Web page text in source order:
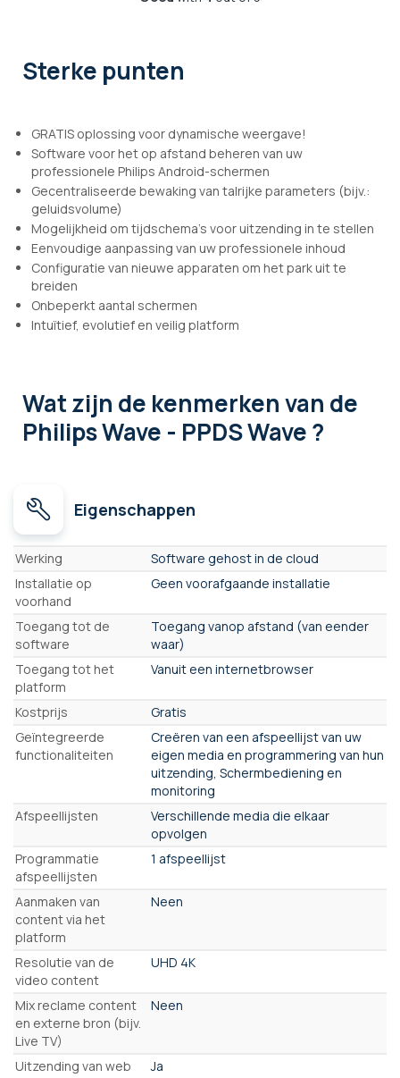
Sterke punten
GRATIS oplossing voor dynamische weergave!
Software voor het op afstand beheren van uw
professionele Philips Android-schermen
Gecentraliseerde bewaking van talrijke parameters (bijv.:
geluidsvolume)
Mogelijkheid om tijdschema's voor uitzending in te stellen
Eenvoudige aanpassing van uw professionele inhoud
Configuratie van nieuwe apparaten om het park uit te
breiden
Onbeperkt aantal schermen
Intuïtief, evolutief en veilig platform
Wat zijn de kenmerkenvan de
Philips Wave - PPDS Wave ?
Eigenschappen
Eigenschappen
Werking
Software gehost in de cloud
Installatie op
voorhand
Geen voorafgaande installatie
Toegang tot de
software
Toegang vanop afstand (van eender
waar)
Toegang tot het
platform
Vanuit een internetbrowser
Kostprijs
Gratis
Geïntegreerde
functionaliteiten
Creëren van een afspeellijst van uw
eigen media en programmering van hun
uitzending, Schermbediening en
monitoring
Afspeellijsten
Verschillende media die elkaar
opvolgen
Programmatie
afspeellijsten
1 afspeellijst
Aanmaken van
content via het
platform
Neen
Resolutie van de
video content
UHD 4K
Mix reclame content
en externe bron (bijv.
Live TV)
Neen
Uitzending van web
Ja